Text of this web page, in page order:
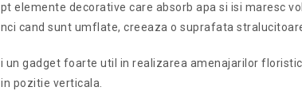
elemente decorative care absorb apa si isi maresc
cand sunt umflate, creeaza o suprafata
un gadget foarte util in realizarea amenajarilor
pozitie verticala.